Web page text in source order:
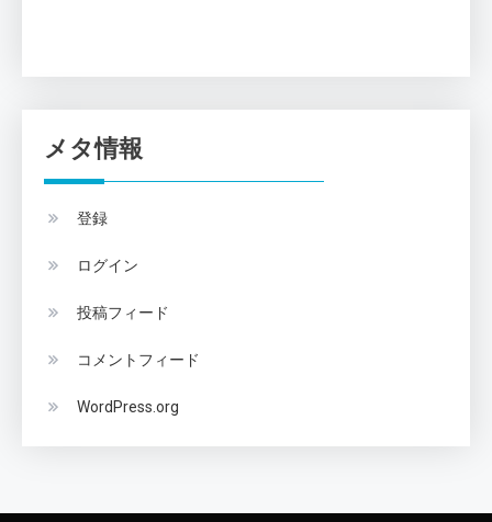
メタ情報
登録
ログイン
投稿フィード
コメントフィード
WordPress.org